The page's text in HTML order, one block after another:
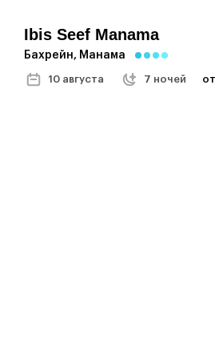
Ibis Seef Manama
Бахрейн, Манама
10 августа 7 ночей от